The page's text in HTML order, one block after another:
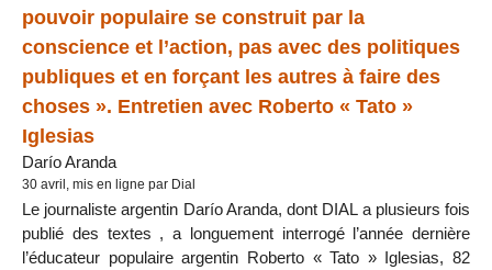
pouvoir populaire se construit par la
conscience et l’action, pas avec des politiques
publiques et en forçant les autres à faire des
choses ». Entretien avec Roberto « Tato »
Iglesias
Darío Aranda
30 avril, mis en ligne par Dial
Le journaliste argentin Darío Aranda, dont DIAL a plusieurs fois
publié des textes , a longuement interrogé l’année dernière
l’éducateur populaire argentin Roberto « Tato » Iglesias, 82